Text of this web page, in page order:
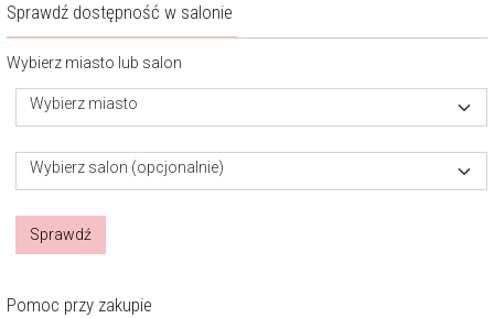
Sprawdź dostępność w salonie
Wybierz miasto lub salon
Wybierz miasto
Wybierz salon (opcjonalnie)
Sprawdź
Pomoc przy zakupie